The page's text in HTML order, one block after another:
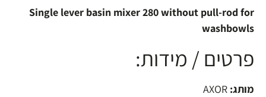
Single lever basin mixer 280 without pull-rod for
washbowls
פרטים / מידות:
מותג: